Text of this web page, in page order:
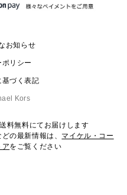
ー
ア
お知らせ
リシー
づく表記
Kors
料無料にてお届けします
の最新情報は、 マイケル・コー
アをご覧ください